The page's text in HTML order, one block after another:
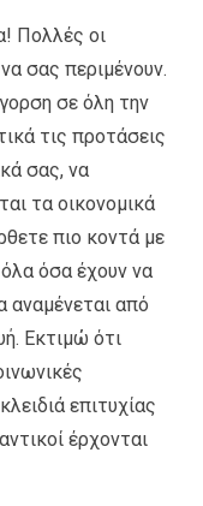
Πολλές οι
σας περιμένουν.
σε όλη την
τις προτάσεις
σας, να
τα οικονομικά
πιο κοντά με
όσα έχουν να
αναμένεται από
Εκτιμώ ότι
επιτυχίας
έρχονται